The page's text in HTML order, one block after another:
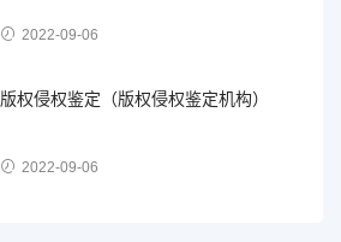
2022-09-06
版权侵权鉴定（版权侵权鉴定机构）
2022-09-06